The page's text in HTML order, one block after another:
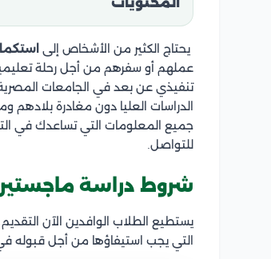
المحتويات
يحتاج الكثير من الأشخاص إلى
عملهم أو سفرهم من أجل رحلة تعليمية
تنفيذي عن بعد في الجامعات
الدراسات العليا دون مغادرة
جميع المعلومات التي تساعدك في
للتواصل.
شروط دراسة
يستطيع الطلاب الوافدين الآن
التي يجب استيفاؤها من أجل قبوله